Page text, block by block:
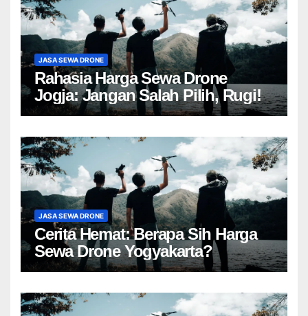
JASA SEWA DRONE
Rahasia Harga Sewa Drone
Jogja: Jangan Salah Pilih, Rugi!
JASA SEWA DRONE
Cerita Hemat: Berapa Sih Harga
Sewa Drone Yogyakarta?